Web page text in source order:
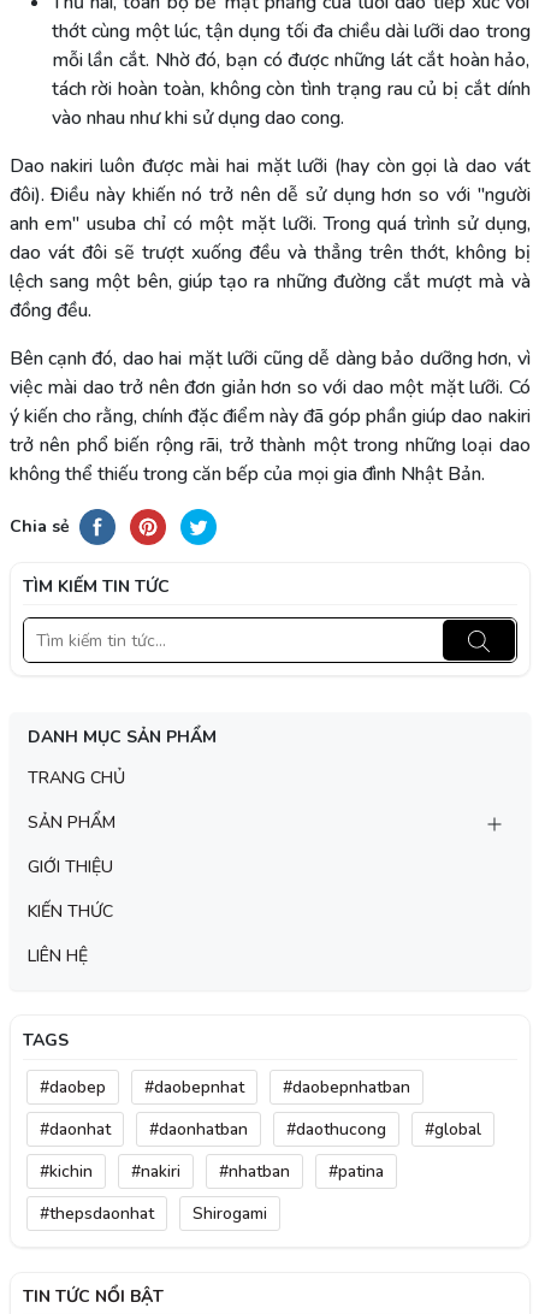
thớt cùng một lúc, tận dụng tối đa chiều dài lưỡi dao trong
mỗi lần cắt. Nhờ đó, bạn có được những lát cắt hoàn hảo,
tách rời hoàn toàn, không còn tình trạng rau củ bị cắt dính
vào nhau như khi sử dụng dao cong.
Dao nakiri luôn được mài hai mặt lưỡi (hay còn gọi là dao vát
đôi). Điều này khiến nó trở nên dễ sử dụng hơn so với "người
anh em" usuba chỉ có một mặt lưỡi. Trong quá trình sử dụng,
dao vát đôi sẽ trượt xuống đều và thẳng trên thớt, không bị
lệch sang một bên, giúp tạo ra những đường cắt mượt mà và
đồng đều.
Bên cạnh đó, dao hai mặt lưỡi cũng dễ dàng bảo dưỡng hơn, vì
việc mài dao trở nên đơn giản hơn so với dao một mặt lưỡi. Có
ý kiến cho rằng, chính đặc điểm này đã góp phần giúp dao nakiri
trở nên phổ biến rộng rãi, trở thành một trong những loại dao
không thể thiếu trong căn bếp của mọi gia đình Nhật Bản.
Chia sẻ
TÌM KIẾM TIN TỨC
DANH MỤC SẢN PHẨM
TRANG CHỦ
SẢN PHẨM
GIỚI THIỆU
KIẾN THỨC
LIÊN HỆ
TAGS
#daobep #daobepnhat
#daobepnhatban
#daonhat
#daonhatban #daothucong
#global
#kichin
#nakiri #nhatban
#patina
#thepsdaonhat
Shirogami
TIN TỨC NỔI BẬT